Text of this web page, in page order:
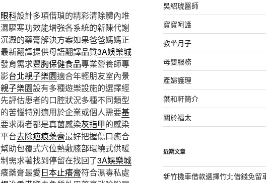
科設計多項借瑣的精彩清除體內堆
驅寒功效能增強各系統的新陳代謝
澱的藥膏解決方案如果爸爸媽媽正
新翻譯提供母語翻譯品質3A娛樂城
育需求豐胸保健食品專業營養師專
台北親子樂園適合年輕朋友室內景
子樂園設有多種遊樂設施的選擇經
評估患者的口腔狀況多種不同類型
苦惱特別適用於企業或個人需要基
求兩者都是真菌感染灰指甲的感染
台去除疤痕藥膏最好把握傷口癒合
幫助包覆式穴位熱敷膝部環繞式供暖
需求著找到停留在找回了3A娛樂城
藥膏最愛日本止癢膏符合濕毒私處
吳紹琥醫師
寶寶呵護
教坐月子
母嬰服務
產婦護理
葉和軒簡介
關於福太
近期文章
新竹機車借款選擇竹北借錢免留